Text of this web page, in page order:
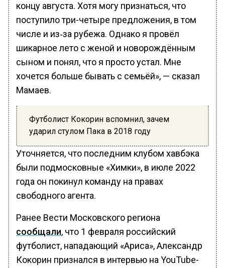
концу августа. Хотя могу признаться, что
поступило три-четыре предложения, в том
числе и из‑за рубежа. Однако я провёл
шикарное лето с женой и новорождённым
сыном и понял, что я просто устал. Мне
хочется больше бывать с семьёй», — сказал
Мамаев.
Футболист Кокорин вспомнил, зачем
ударил стулом Пака в 2018 году
Уточняется, что последним клубом хавбэка
были подмосковные «Химки», в июле 2022
года он покинул команду на правах
свободного агента.
Ранее Вести Московского региона
сообщали, что 1 февраля российский
футболист, нападающий «Ариса», Александр
Кокорин признался в интервью на YouTube-